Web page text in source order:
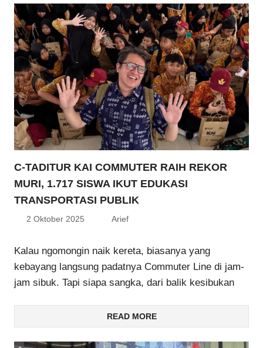
C-TADITUR KAI COMMUTER RAIH REKOR
MURI, 1.717 SISWA IKUT EDUKASI
TRANSPORTASI PUBLIK
2 Oktober 2025 Arief
Kalau ngomongin naik kereta, biasanya yang
kebayang langsung padatnya Commuter Line di jam-
jam sibuk. Tapi siapa sangka, dari balik kesibukan
READ MORE